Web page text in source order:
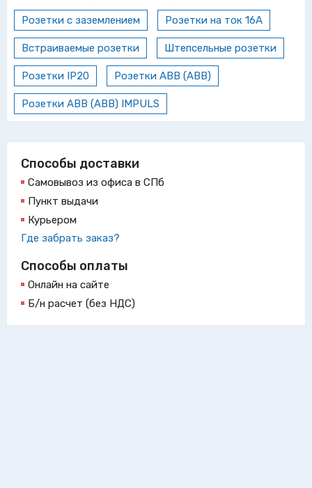
Розетки с заземлением Розетки на ток 16А
Встраиваемые розетки Штепсельные розетки
Розетки IP20 Розетки ABB (АВВ)
Розетки ABB (АВВ) IMPULS
Способы доставки
Самовывоз из офиса в СПб
Пункт выдачи
Курьером
Где забрать заказ?
Способы оплаты
Онлайн на сайте
Б/н расчет (без НДС)